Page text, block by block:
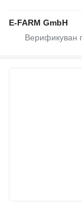
E-FARM GmbH